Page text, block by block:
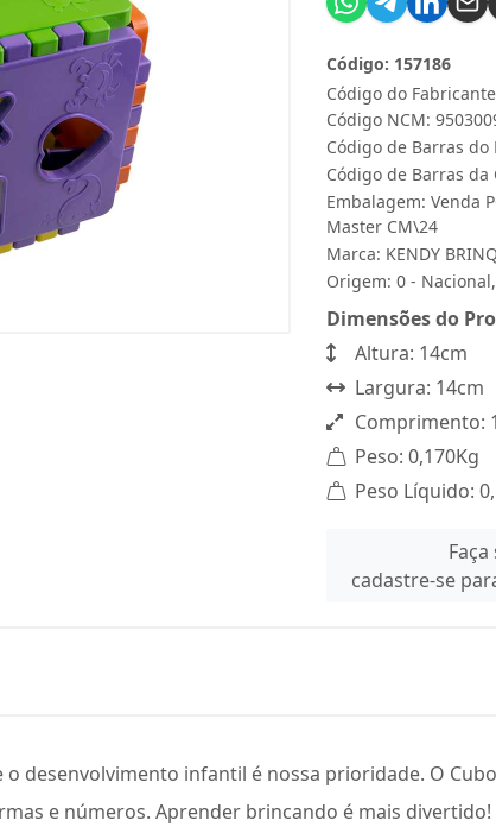
Código do
Código: 157186
Código NCM:
Código de Barras do
Código de Barras da
Embalagem: Venda
Master CM\24
Marca: KENDY
Origem: 0 -
Dimensões do
Altura: 14cm
Largura: 14cm
Comprimento:
Peso: 0,170Kg
Peso Líquido:
cadastre-se
desenvolvimento infantil é nossa prioridade. O
e números. Aprender brincando é mais